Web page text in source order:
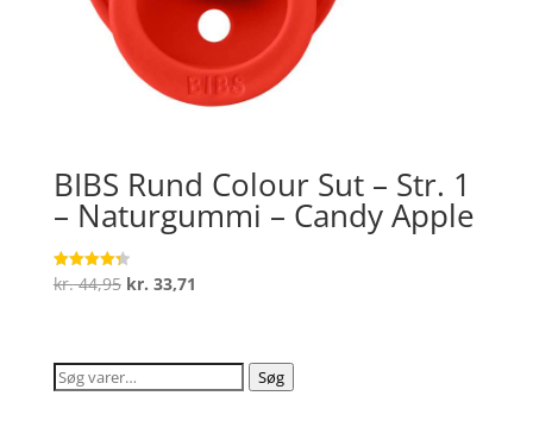
BIBS Rund Colour Sut – Str. 1
– Naturgummi – Candy Apple
Vurderet
4.3
kr.44,95 Den
var:
kr. 44,95.
kr. 33,71
er:
kr. 33,71.
Søg
Søg